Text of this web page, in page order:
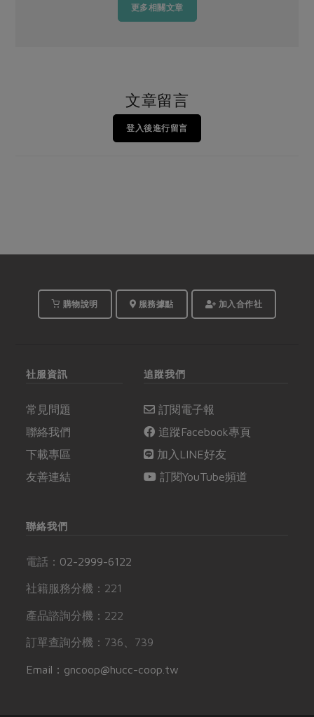
更多相關文章
文章留言
登入後進行留言
購物說明 服務據點 加入合作社
社服資訊
常見問題
聯絡我們
下載專區
友善連結
追蹤我們
訂閱電子報
追蹤Facebook專頁
加入LINE好友
訂閱YouTube頻道
聯絡我們
電話： 02-2999-6122
社籍服務分機：221
產品諮詢分機：222
訂單查詢分機：736、739
Email：gncoop@hucc-coop.tw